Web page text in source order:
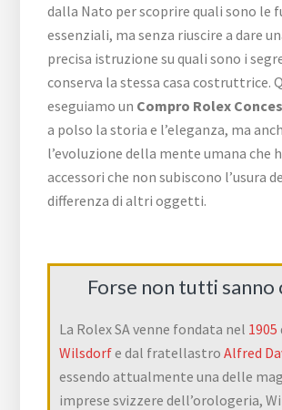
dalla Nato per scoprire quali sono le
essenziali, ma senza riuscire a dare
precisa istruzione su quali sono i
conserva la stessa casa costruttrice.
eseguiamo un Compro Rolex
a polso la storia e l’eleganza, ma
l’evoluzione della mente umana che
accessori che non subiscono l’usura
differenza di altri oggetti.
Forse non tutti sanno
La Rolex SA venne fondata nel 1905
Wilsdorfe dal fratellastroAlfred
essendo attualmente una delle
imprese svizzere dell’orologeria,